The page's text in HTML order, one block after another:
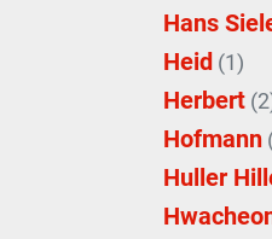
Hans
Heid (1)
Herbert
Hofmann
Huller